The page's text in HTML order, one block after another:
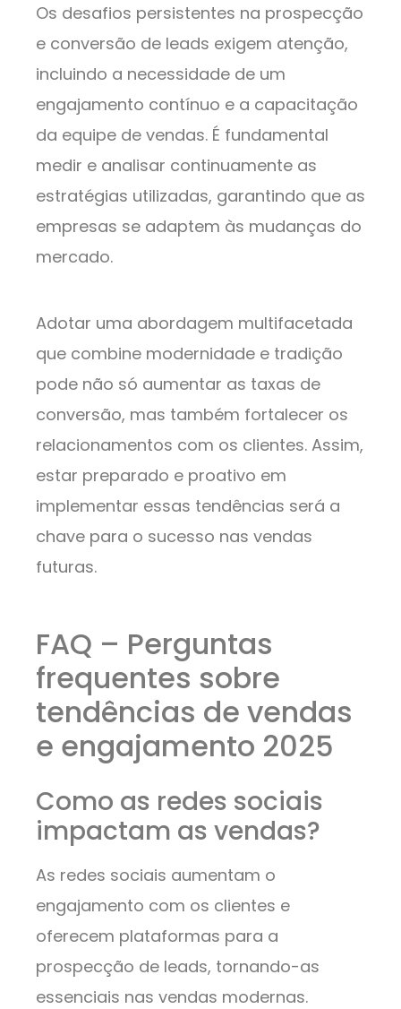
Os desafios persistentes na prospecção
e conversão de leads exigem atenção,
incluindo a necessidade de um
engajamento contínuo e a capacitação
da equipe de vendas. É fundamental
medir e analisar continuamente as
estratégias utilizadas, garantindo que as
empresas se adaptem às mudanças do
mercado.
Adotar uma abordagem multifacetada
que combine modernidade e tradição
pode não só aumentar as taxas de
conversão, mas também fortalecer os
relacionamentos com os clientes. Assim,
estar preparado e proativo em
implementar essas tendências será a
chave para o sucesso nas vendas
futuras.
FAQ – Perguntas
frequentes sobre
tendências de vendas
e engajamento 2025
Como as redes sociais
impactam as vendas?
As redes sociais aumentam o
engajamento com os clientes e
oferecem plataformas para a
prospecção de leads, tornando-as
essenciais nas vendas modernas.